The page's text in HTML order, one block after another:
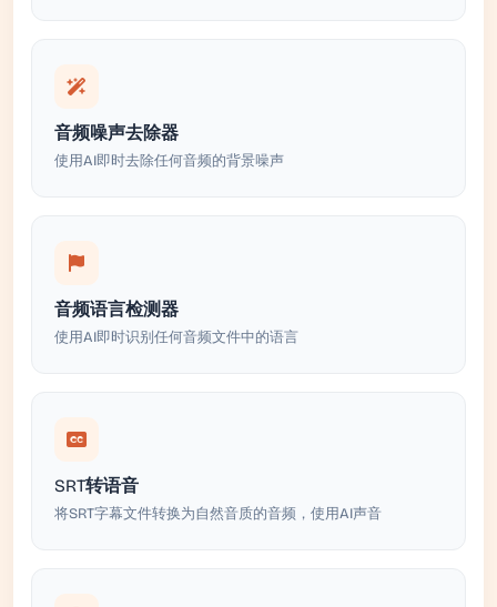
音频噪声去除器
使用AI即时去除任何音频的背景噪声
音频语言检测器
使用AI即时识别任何音频文件中的语言
SRT转语音
将SRT字幕文件转换为自然音质的音频，使用AI声音